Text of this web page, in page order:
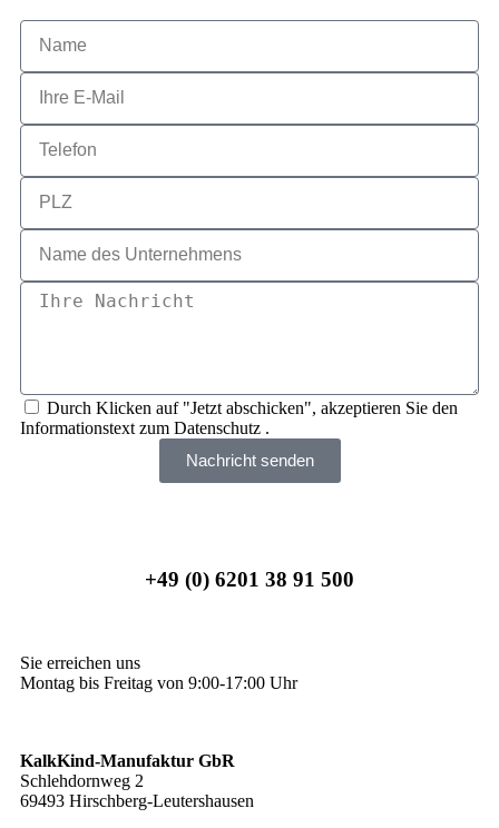
Durch Klicken auf "Jetzt abschicken", akzeptieren Sie den
Informationstext zum Datenschutz .
Nachricht senden
+49 (0) 6201 38 91 500
Sie erreichen uns
Montag bis Freitag von 9:00-17:00 Uhr
KalkKind-Manufaktur GbR
Schlehdornweg 2
69493 Hirschberg-Leutershausen